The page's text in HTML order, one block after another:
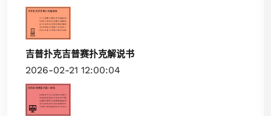
吉普扑克吉普赛扑克解说书
2026-02-21 12:00:04